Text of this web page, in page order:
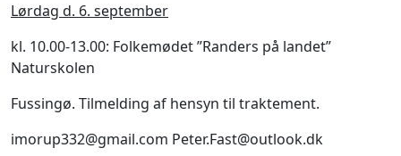
Lørdag d. 6. september
kl. 10.00-13.00: Folkemødet ”Randers på landet”
Naturskolen
Fussingø. Tilmelding af hensyn til traktement.
imorup332@gmail.com Peter.Fast@outlook.dk